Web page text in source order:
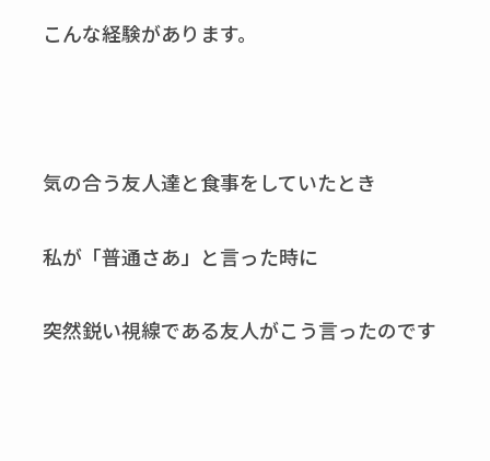
こんな経験があります。
気の合う友人達と食事をしていたとき
私が「普通さあ」と言った時に
突然鋭い視線である友人がこう言ったのです